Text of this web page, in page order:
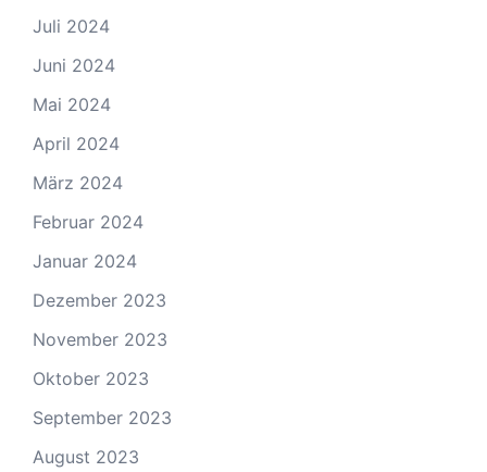
Juli 2024
Juni 2024
Mai 2024
April 2024
März 2024
Februar 2024
Januar 2024
Dezember 2023
November 2023
Oktober 2023
September 2023
August 2023